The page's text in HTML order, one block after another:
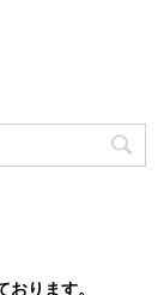
ります。